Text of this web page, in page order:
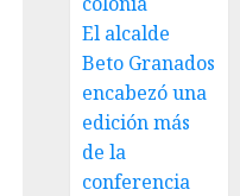
El alcalde
Beto Granados
encabezó una
edición más
de la
conferencia